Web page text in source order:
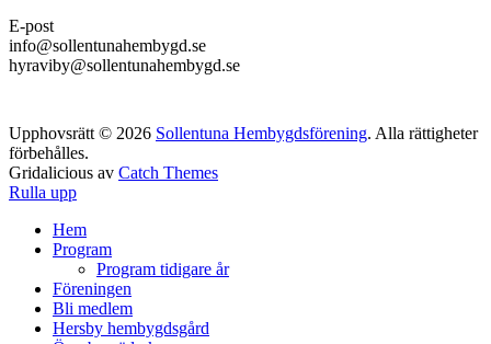
E-post
info@sollentunahembygd.se
hyraviby@sollentunahembygd.se
Upphovsrätt © 2026 Sollentuna Hembygdsförening. Alla rättigheter
förbehålles.
Gridalicious av Catch Themes
Rulla upp
Hem
Program
Program tidigare år
Föreningen
Bli medlem
Hersby hembygdsgård